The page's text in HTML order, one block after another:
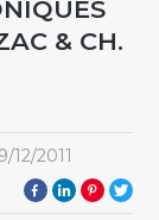
& CH.
12/2011